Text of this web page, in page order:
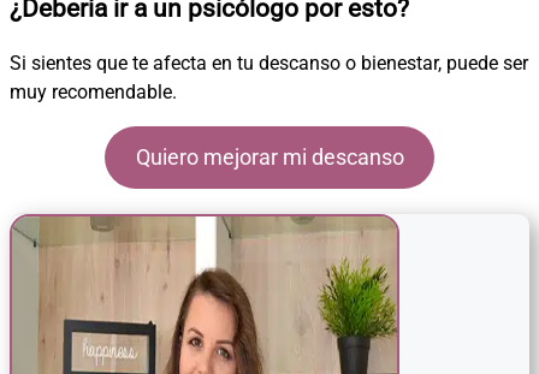
¿Debería ir a un psicólogo por esto?
Si sientes que te afecta en tu descanso o bienestar, puede ser
muy recomendable.
Quiero mejorar mi descanso